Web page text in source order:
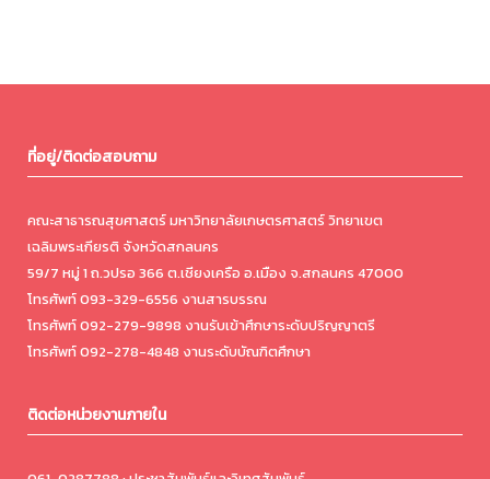
ที่อยู่/ติดต่อสอบถาม
คณะสาธารณสุขศาสตร์ มหาวิทยาลัยเกษตรศาสตร์ วิทยาเขต
เฉลิมพระเกียรติ จังหวัดสกลนคร
59/7 หมู่ 1 ถ.วปรอ 366 ต.เชียงเครือ อ.เมือง จ.สกลนคร 47000
โทรศัพท์ 093-329-6556 งานสารบรรณ
โทรศัพท์ 092-279-9898 งานรับเข้าศึกษาระดับปริญญาตรี
โทรศัพท์ 092-278-4848 งานระดับบัณฑิตศึกษา
ติดต่อหน่วยงานภายใน